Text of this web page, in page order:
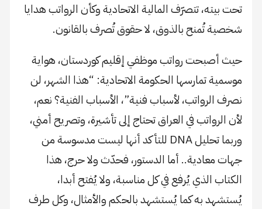
تحت بيته، تتصرّف المالية الاتحادية وكأن الرواتب هدايا
شخصية تُمنح بالذوق، لا حقوق تُصرف بالقانون.
حيث أصبحت رواتب موظفي إقليم كوردستان، هواية
موسمية تمارسها الحكومة الاتحادية: “هذا الشهر، لن
نصرف الرواتب، لأسباب فنية”، الأسباب الفنية؟ نعم،
لأن الرواتب في العراق تحتاج إلى تأشيرة، وتصريح أمني،
وربما تحليل DNA للتأكد أنها ليست مدسوسة من
جهات معادية.. أما الدستور، فحدّث ولا حرج، هذا
الكتاب الذي يُرفع في كل مناسبة، ولا يُفتح أبدا،
يُستشهد به كما يُستشهد بالحكم والأمثال، وكل طرف